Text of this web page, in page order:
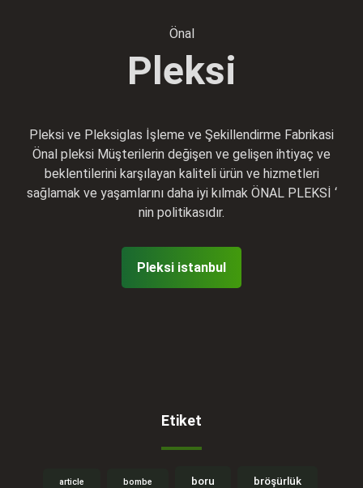
Önal
Pleksi
Pleksi ve Pleksiglas İşleme ve Şekillendirme Fabrikasi
Önal pleksi Müşterilerin değişen ve gelişen ihtiyaç ve
beklentilerini karşılayan kaliteli ürün ve hizmetleri
sağlamak ve yaşamlarını daha iyi kılmak ÖNAL PLEKSİ ‘
nin politikasıdır.
Pleksi istanbul
Etiket
article bombe boru bröşürlük